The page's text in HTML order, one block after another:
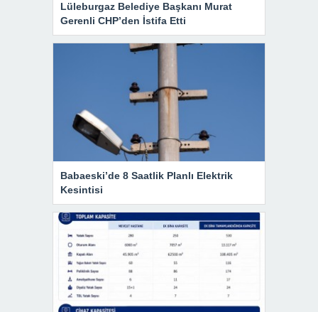
Lüleburgaz Belediye Başkanı Murat
Gerenli CHP’den İstifa Etti
Babaeski’de 8 Saatlik Planlı Elektrik
Kesintisi